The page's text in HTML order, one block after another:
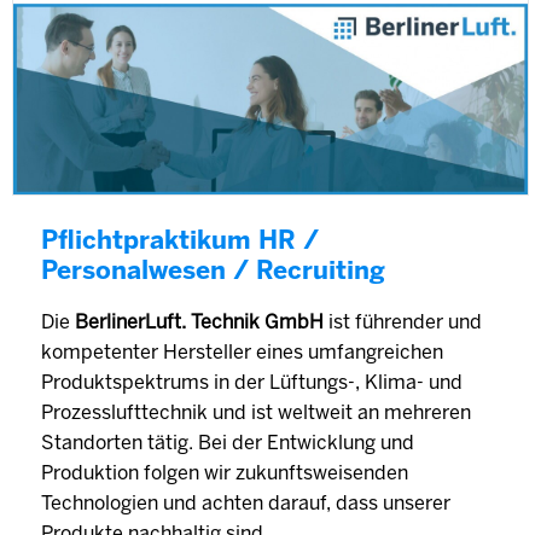
Pflichtpraktikum HR /
Personalwesen / Recruiting
Die BerlinerLuft. Technik GmbH ist führender und
kompetenter Hersteller eines umfangreichen
Produktspektrums in der Lüftungs-, Klima- und
Prozesslufttechnik und ist weltweit an mehreren
Standorten tätig. Bei der Entwicklung und
Produktion folgen wir zukunftsweisenden
Technologien und achten darauf, dass unserer